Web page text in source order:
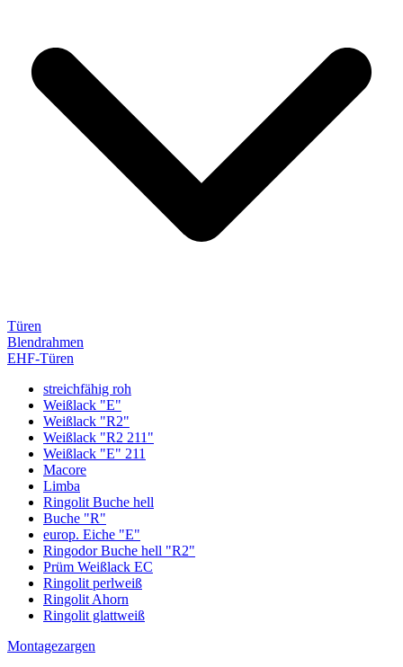
Türen
Blendrahmen
EHF-Türen
streichfähig roh
Weißlack "E"
Weißlack "R2"
Weißlack "R2 211"
Weißlack "E" 211
Macore
Limba
Ringolit Buche hell
Buche "R"
europ. Eiche "E"
Ringodor Buche hell "R2"
Prüm Weißlack EC
Ringolit perlweiß
Ringolit Ahorn
Ringolit glattweiß
Montagezargen